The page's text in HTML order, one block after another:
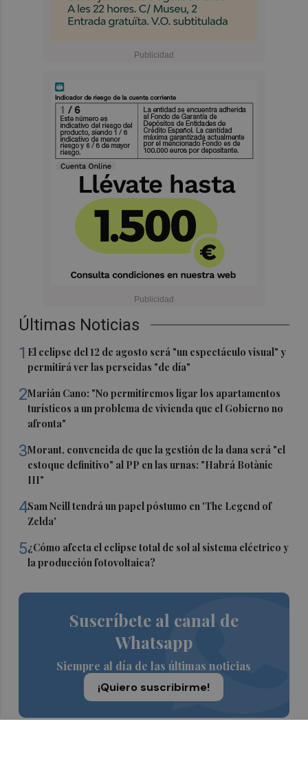
Últimas Noticias
1 El eclipse del 12 de agosto será "un espectáculo visual" y
permitirá ver las perseidas "de día"
2Marián Cano: "No permitiremos ligar los apartamentos
turísticos a un problema de vivienda que el Gobierno no
afronta"
3Morant, convencida de que la gestión de la dana será "el
estoque definitivo" al PP en las urnas: "Habrá Botànic
III"
4Sam Neill tendrá un papel póstumo en 'The Legend of
Zelda'
5¿Cómo afecta el eclipse total de sol al sistema eléctrico y
la producción fotovoltaica?
Suscríbete al canal de
Whatsapp
Siempre al día de las últimas noticias
¡Quiero suscribirme!